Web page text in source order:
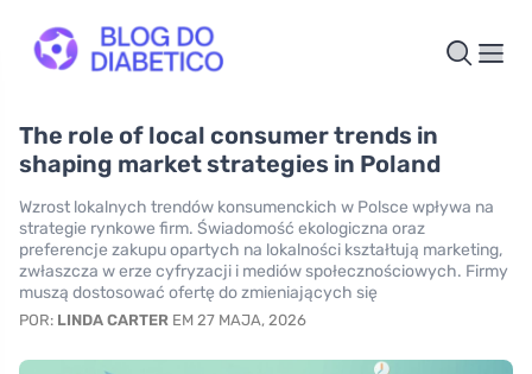
The role of local consumer trends in
shaping market strategies in Poland
Wzrost lokalnych trendów konsumenckich w Polsce wpływa na
strategie rynkowe firm. Świadomość ekologiczna oraz
preferencje zakupu opartych na lokalności kształtują marketing,
zwłaszcza w erze cyfryzacji i mediów społecznościowych. Firmy
muszą dostosować ofertę do zmieniających się
POR: LINDA CARTER EM 27 MAJA, 2026